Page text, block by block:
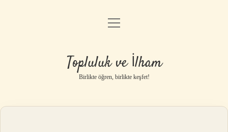
Anasayfa
Gizlilik Politikası
Yasal Uyarı
menüyü
Topluluk ve İlham
Birlikte öğren, birlikte keşfet!